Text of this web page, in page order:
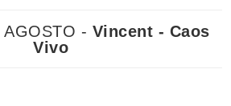
AGOSTO - Vincent - Caos
Vivo